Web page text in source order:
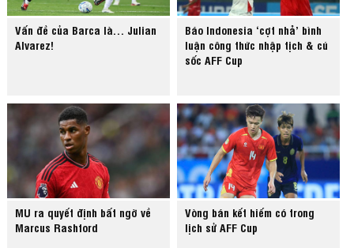
Vấn đề của Barca là… Julian
Alvarez!
Báo Indonesia ‘cợt nhả’ bình
luận công thức nhập tịch & cú
sốc AFF Cup
MU ra quyết định bất ngờ về
Marcus Rashford
Vòng bán kết hiếm có trong
lịch sử AFF Cup